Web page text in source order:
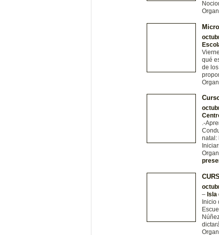
qué
de
.-
natal:
– Isla
Inicio